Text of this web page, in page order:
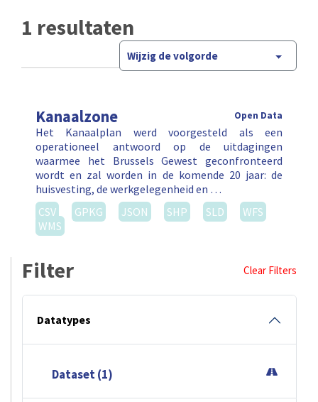
1 resultaten
Wijzig de volgorde
Kanaalzone Open Data
Het Kanaalplan werd voorgesteld als een
operationeel antwoord op de uitdagingen
waarmee het Brussels Gewest geconfronteerd
wordt en zal worden in de komende 20 jaar: de
huisvesting, de werkgelegenheid en …
CSV
GPKG JSON SHP SLD
WFS
WMS
Filter Clear Filters
Datatypes
Dataset (1)